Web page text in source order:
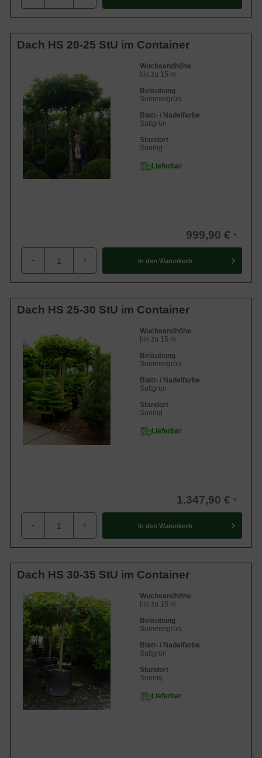
Dach HS 20-25 StU im Container
Wuchsendhöhe
bis zu 15 m
Belaubung
Sommergrün
Blatt- / Nadelfarbe
Sattgrün
Standort
Sonnig
Lieferbar
999,90 €
- + In den Warenkorb
Dach HS 25-30 StU im Container
Wuchsendhöhe
bis zu 15 m
Belaubung
Sommergrün
Blatt- / Nadelfarbe
Sattgrün
Standort
Sonnig
Lieferbar
1.347,90 €
- + In den Warenkorb
Dach HS 30-35 StU im Container
Wuchsendhöhe
bis zu 15 m
Belaubung
Sommergrün
Blatt- / Nadelfarbe
Sattgrün
Standort
Sonnig
Lieferbar